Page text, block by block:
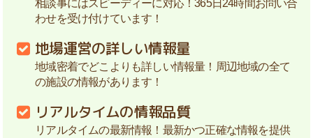
相談事にはスピーディーに対応！365日24時間お問い合
わせを受け付けています！
地場運営の詳しい情報量
地域密着でどこよりも詳しい情報量！周辺地域の全て
の施設の情報があります！
リアルタイムの情報品質
リアルタイムの最新情報！最新かつ正確な情報を提供